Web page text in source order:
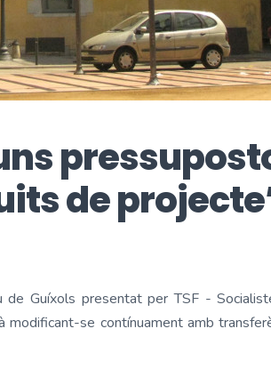
de
Guíxols presentat per TSF -
modificant-se contínuament amb